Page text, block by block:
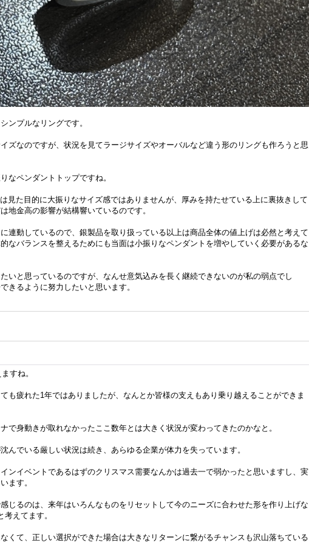
ンプルなリングです。
ズなのですが、状況を見てラージサイズやオーバルなど違う形のリングも作ろうと思
なペンダントトップですね。
見た目的に大振りなサイズ感ではありませんが、厚みを持たせている上に裏抜きして
地金高の影響が結構響いているのです。
連動しているので、銀製品を取り扱っている以上は商品全体の値上げは必然と考えて
なバランスを整えるためにも当面は小振りなペンダントを増やしていく必要があるな
いと思っているのですが、なんせ意気込みを長く継続できないのが私の弱点でし
きるように努力したいと思います。
すね。
も疲れた1年ではありましたが、なんとか皆様の支えもあり乗り越えることができま
で身動きが取れなかったここ数年とは大きく状況が変わってきたのかなと。
んでいる厳しい状況は続き、あらゆる企業が体力を失っています。
ンイベントであるはずのクリスマス需要なんかは過去一で弱かったと思いますし、実
ます。
じるのは、来年はいろんなものをリセットして今のニーズに合わせた形を作り上げな
えてます。
くて、正しい選択ができた場合は大きなリターンに繋がるチャンスも沢山落ちている